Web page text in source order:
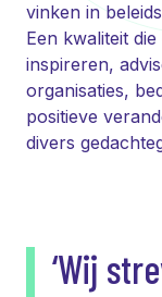
vinken in
Een kwaliteit
inspireren,
organisaties,
positieve
divers
‘Wij